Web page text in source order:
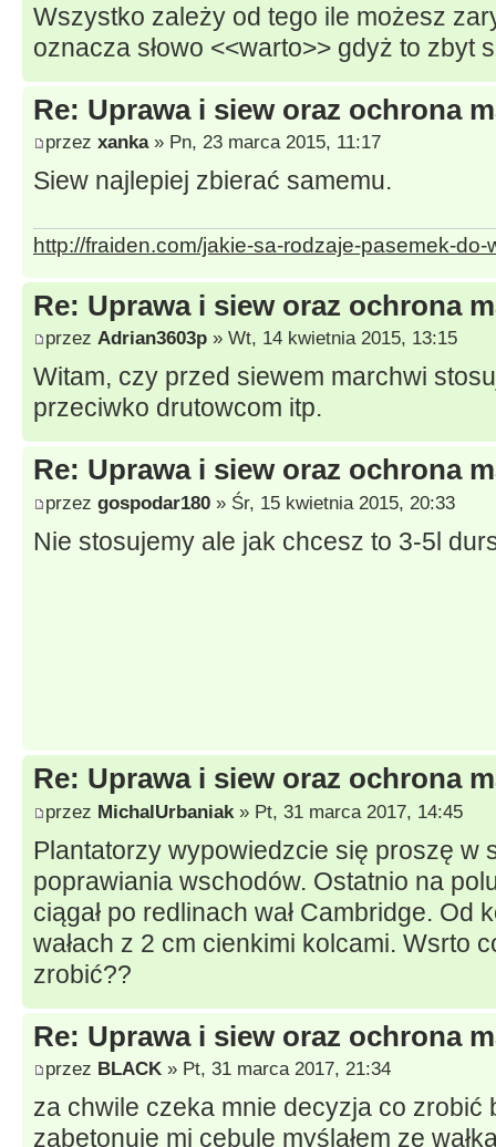
Wszystko zależy od tego ile możesz
oznacza słowo <<warto>> gdyż to zbyt
Re: Uprawa i siew oraz ochrona
przez xanka» Pn, 23 marca 2015, 11:17
Siew najlepiej zbierać samemu.
http://fraiden.com/jakie-sa-rodzaje-pasemek-do-
Re: Uprawa i siew oraz ochrona
przez Adrian3603p » Wt, 14 kwietnia 2015, 13:15
Witam, czy przed siewem marchwi
przeciwko drutowcom itp.
Re: Uprawa i siew oraz ochrona
przez gospodar180 » Śr, 15 kwietnia 2015, 20:33
Nie stosujemy ale jak chcesz to 3-5l
Re: Uprawa i siew oraz ochrona
przez MichalUrbaniak » Pt, 31 marca 2017, 14:45
Plantatorzy wypowiedzcie się proszę w
poprawiania wschodów. Ostatnio na
ciągał po redlinach wał Cambridge. Od
wałach z 2 cm cienkimi kolcami. Wsrto
zrobić??
Re: Uprawa i siew oraz ochrona
przez BLACK » Pt, 31 marca 2017, 21:34
za chwile czeka mnie decyzja co zrobić
zabetonuje mi cebule myślałem ze